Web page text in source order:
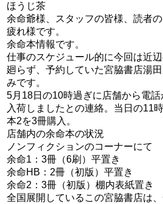
ほうじ茶
余命爺様、スタッフの皆様、読者
疲れ様です。
余命本情報です。
仕事のスケジュール的に今回は近
廻らず、予約していた宮脇書店湯
みです。
5月18日の10時過ぎに店舗から電
入荷しましたとの連絡。当日の11
本2を3冊購入。
店舗内の余命本の状況
ノンフィクションのコーナーにて
余命1：3冊（6刷）平置き
余命HB：2冊（初版）平置き
余命2：3冊（初版）棚内表紙置き
全国展開しているこの宮脇書店は